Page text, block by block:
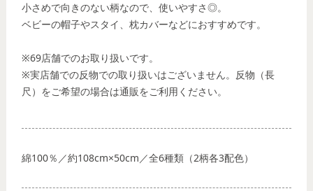
小さめで向きのない柄なので、使いやすさ◎。
ベビーの帽子やスタイ、枕カバーなどにおすすめです。
※69店舗でのお取り扱いです。
※実店舗での反物での取り扱いはございません。反物（長
尺）をご希望の場合は通販をご利用ください。
綿100％／約108cm×50cm／全6種類（2柄各3配色）